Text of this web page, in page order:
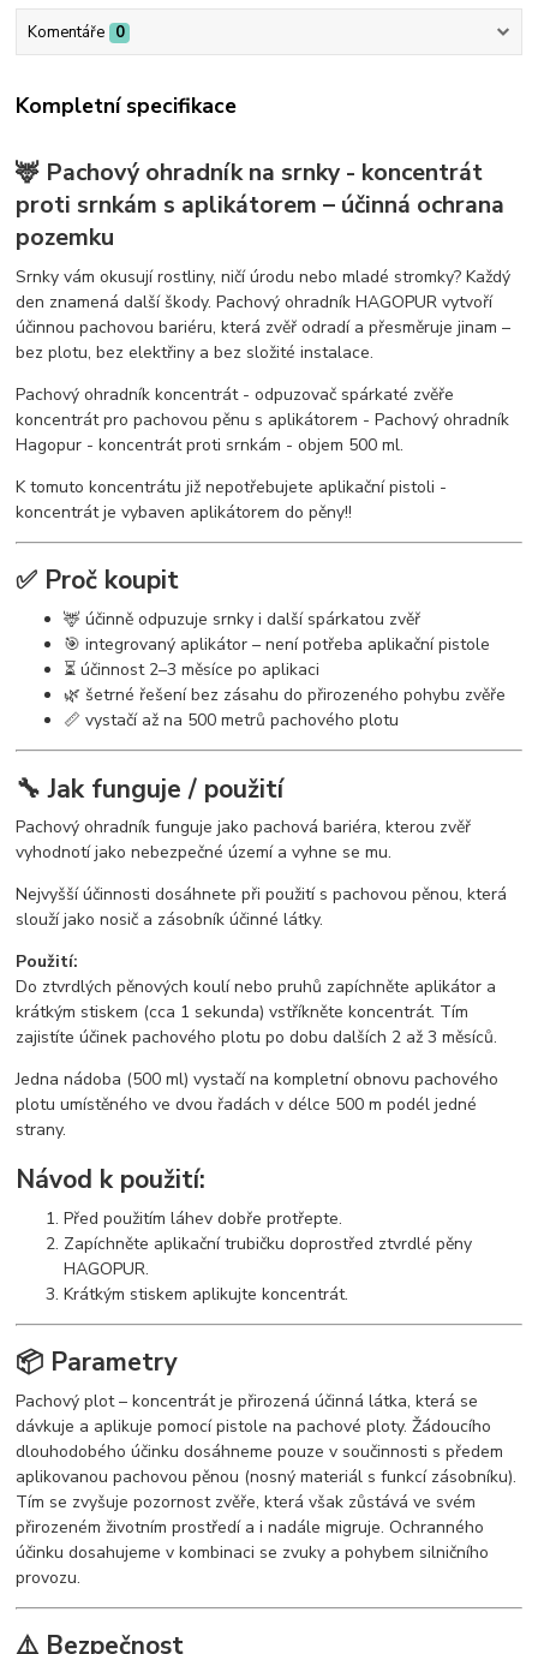
Komentáře 0
Kompletní specifikace
🦌 Pachový ohradník na srnky - koncentrát
proti srnkám s aplikátorem – účinná ochrana
pozemku
Srnky vám okusují rostliny, ničí úrodu nebo mladé stromky? Každý
den znamená další škody. Pachový ohradník HAGOPUR vytvoří
účinnou pachovou bariéru, která zvěř odradí a přesměruje jinam –
bez plotu, bez elektřiny a bez složité instalace.
Pachový ohradník koncentrát - odpuzovač spárkaté zvěře
koncentrát pro pachovou pěnu s aplikátorem - Pachový ohradník
Hagopur - koncentrát proti srnkám - objem 500 ml.
K tomuto koncentrátu již nepotřebujete aplikační pistoli -
koncentrát je vybaven aplikátorem do pěny!!
✅ Proč koupit
🦌 účinně odpuzuje srnky i další spárkatou zvěř
🎯 integrovaný aplikátor – není potřeba aplikační pistole
⏳ účinnost 2–3 měsíce po aplikaci
🌿 šetrné řešení bez zásahu do přirozeného pohybu zvěře
📏 vystačí až na 500 metrů pachového plotu
🔧 Jak funguje / použití
Pachový ohradník funguje jako pachová bariéra, kterou zvěř
vyhodnotí jako nebezpečné území a vyhne se mu.
Nejvyšší účinnosti dosáhnete při použití s pachovou pěnou, která
slouží jako nosič a zásobník účinné látky.
Použití:
Do ztvrdlých pěnových koulí nebo pruhů zapíchněte aplikátor a
krátkým stiskem (cca 1 sekunda) vstříkněte koncentrát. Tím
zajistíte účinek pachového plotu po dobu dalších 2 až 3 měsíců.
Jedna nádoba (500 ml) vystačí na kompletní obnovu pachového
plotu umístěného ve dvou řadách v délce 500 m podél jedné
strany.
Návod k použití:
Před použitím láhev dobře protřepte.
Zapíchněte aplikační trubičku doprostřed ztvrdlé pěny
HAGOPUR.
Krátkým stiskem aplikujte koncentrát.
📦 Parametry
Pachový plot – koncentrát je přirozená účinná látka, která se
dávkuje a aplikuje pomocí pistole na pachové ploty. Žádoucího
dlouhodobého účinku dosáhneme pouze v součinnosti s předem
aplikovanou pachovou pěnou (nosný materiál s funkcí zásobníku).
Tím se zvyšuje pozornost zvěře, která však zůstává ve svém
přirozeném životním prostředí a i nadále migruje. Ochranného
účinku dosahujeme v kombinaci se zvuky a pohybem silničního
provozu.
⚠️ Bezpečnost